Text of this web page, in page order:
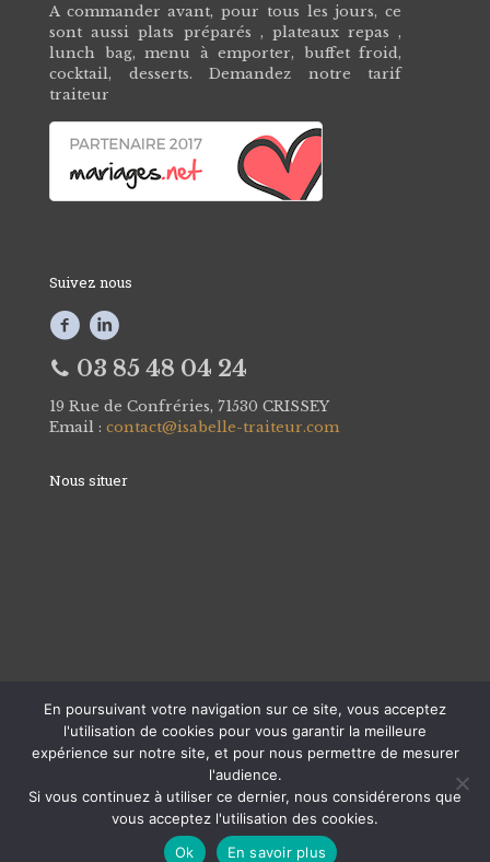
A commander avant, pour tous les jours, ce
sont aussi plats préparés , plateaux repas ,
lunch bag, menu à emporter, buffet froid,
cocktail, desserts. Demandez notre tarif
traiteur
Suivez nous
03 85 48 04 24
19 Rue de Confréries, 71530 CRISSEY
Email : contact@isabelle-traiteur.com
Nous situer
© Copyright 2024 | Mentions Légales
En poursuivant votre navigation sur ce site, vous acceptez
l'utilisation de cookies pour vous garantir la meilleure
expérience sur notre site, et pour nous permettre de mesurer
l'audience.
Si vous continuez à utiliser ce dernier, nous considérerons que
vous acceptez l'utilisation des cookies.
Ok
En savoir plus